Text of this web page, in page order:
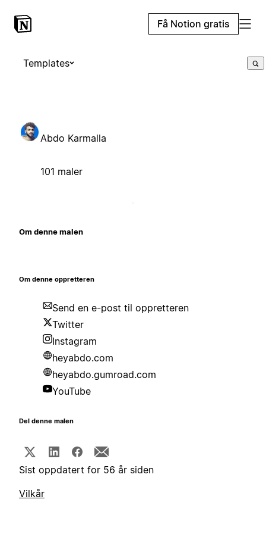
Få Notion gratis
Templates
Abdo Karmalla
101 maler
Om denne malen
Om denne oppretteren
Send en e-post til oppretteren
Twitter
Instagram
heyabdo.com
heyabdo.gumroad.com
YouTube
Del denne malen
Sist oppdatert for 56 år siden
Vilkår